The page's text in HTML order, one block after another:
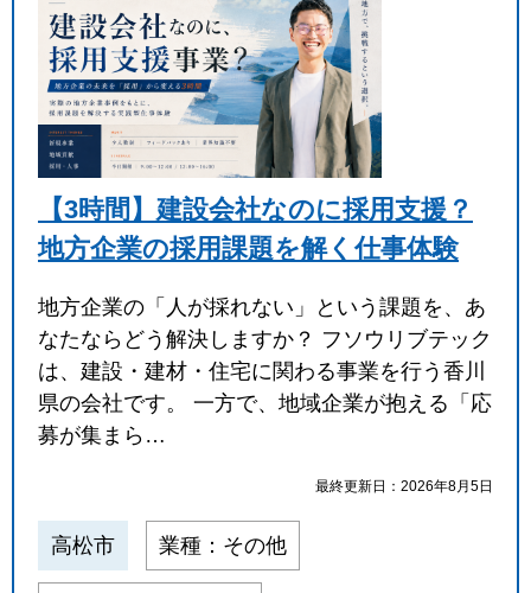
【3時間】建設会社なのに採用支援？
地方企業の採用課題を解く仕事体験
地方企業の「人が採れない」という課題を、あ
なたならどう解決しますか？ フソウリブテック
は、建設・建材・住宅に関わる事業を行う香川
県の会社です。 一方で、地域企業が抱える「応
募が集まら…
最終更新日：2026年8月5日
高松市 業種：その他